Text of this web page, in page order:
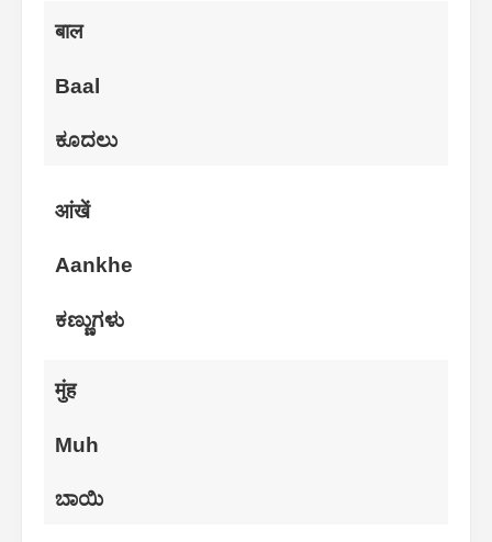
बाल
Baal
ಕೂದಲು
आंखें
Aankhe
ಕಣ್ಣುಗಳು
मुंह
Muh
ಬಾಯಿ